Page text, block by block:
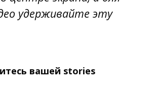
удерживайте эту
вашей stories